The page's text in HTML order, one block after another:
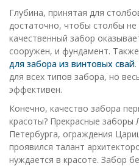
Глубина, принятая для
достаточно, чтобы столбы не
качественный забор
сооружен, и фундамент.
для забора из винтовых свай
для всех типов забора, но
эффективен.
Конечно, качество забора
красоты? Прекрасные заборы
Петербурга, ограждения
проявился талант
нуждается в красоте. Забор